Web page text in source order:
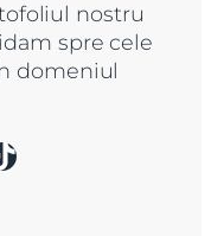
nostru
spre cele
domeniul